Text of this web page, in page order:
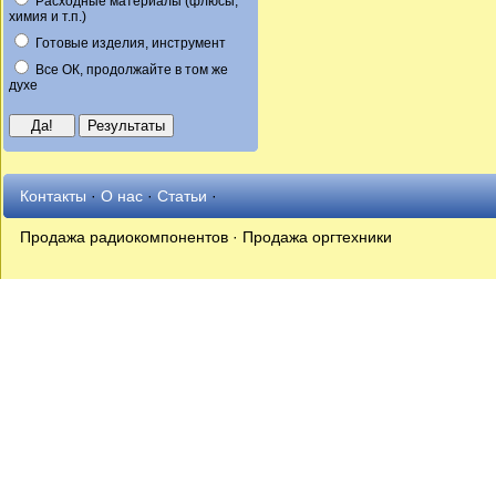
химия и т.п.)
Готовые изделия, инструмент
Все ОК, продолжайте в том же
духе
Контакты·О нас·Статьи·
Продажа радиокомпонентов · Продажа оргтехники